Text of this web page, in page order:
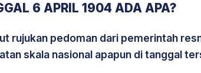
6 APRIL 1904 ADA APA?
rujukan pedoman dari pemerintah
skala nasional apapun di tanggal